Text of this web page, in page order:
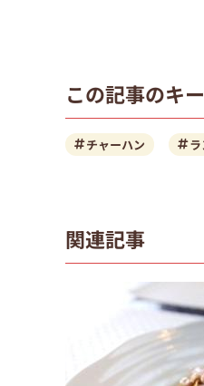
この記事のキ
チャーハン
関連記事